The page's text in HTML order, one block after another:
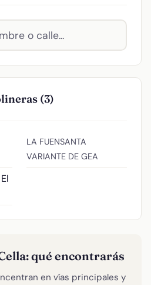
(3)
LA FUENSANTA
VARIANTE DE GEA
qué encontrarás
en vías principales y